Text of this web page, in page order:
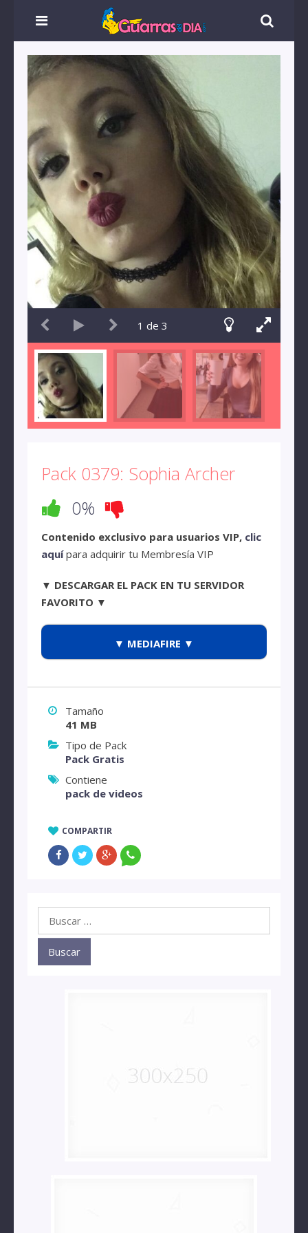
1 de 3
Pack 0379: Sophia Archer
0%
Contenido exclusivo para usuarios VIP, clic
aquípara adquirir tu Membresía VIP
▼ DESCARGAR EL PACK EN TU SERVIDOR
FAVORITO ▼
▼ MEDIAFIRE ▼
Tamaño
41 MB
Tipo de Pack
Pack Gratis
Contiene
pack de videos
COMPARTIR